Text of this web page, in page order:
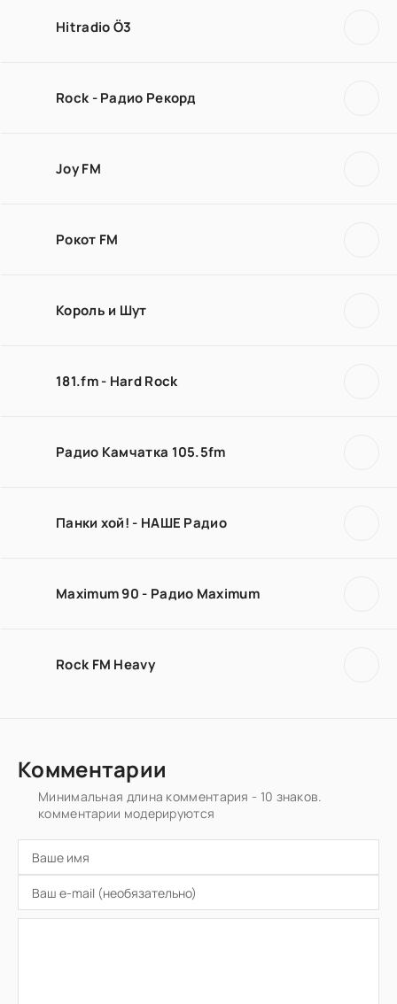
Hitradio Ö3
Rock - Радио Рекорд
Joy FM
Рокот FM
Король и Шут
181.fm - Hard Rock
Радио Камчатка 105.5fm
Панки хой! - НАШЕ Радио
Maximum 90 - Радио Maximum
Rock FM Heavy
Комментарии
Минимальная длина комментария - 10 знаков.
комментарии модерируются